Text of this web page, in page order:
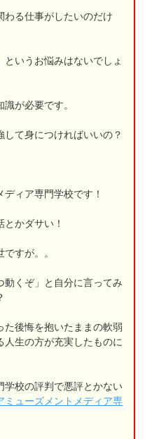
わる仕事がしたいのだけ
いうお悩みはないでしょ
が必要です。
して身につければいいの？
ィア専門学校です！
かダサい！
すが。。
動くぞ」と自分に言ってみ
た後悔を抱いたままの軟弱
生の方が充実したものに
学校の評判で悪評とかない
ミューズメントメディア専